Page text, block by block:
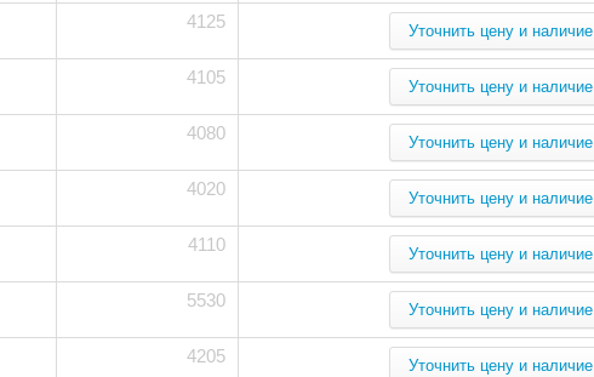
4125 Уточнить цену и наличие
4105 Уточнить цену и наличие
4080 Уточнить цену и наличие
4020 Уточнить цену и наличие
4110 Уточнить цену и наличие
5530 Уточнить цену и наличие
4205 Уточнить цену и наличие